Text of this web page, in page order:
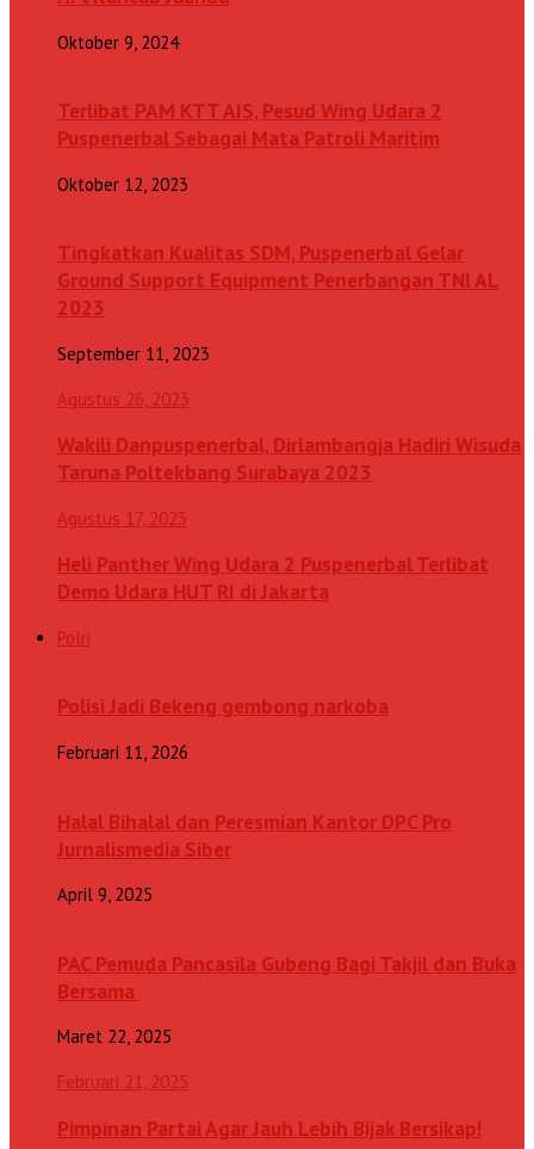
Oktober 9, 2024
Terlibat PAM KTT AIS, Pesud Wing Udara 2
Puspenerbal Sebagai Mata Patroli Maritim
Oktober 12, 2023
Tingkatkan Kualitas SDM, Puspenerbal Gelar
Ground Support Equipment Penerbangan TNl AL
2023
September 11, 2023
Agustus 26, 2023
Wakili Danpuspenerbal, Dirlambangja Hadiri Wisuda
Taruna Poltekbang Surabaya 2023
Agustus 17, 2023
Heli Panther Wing Udara 2 Puspenerbal Terlibat
Demo Udara HUT RI di Jakarta
Polri
Polisi Jadi Bekeng gembong narkoba
Februari 11, 2026
Halal Bihalal dan Peresmian Kantor DPC Pro
Jurnalismedia Siber
April 9, 2025
PAC Pemuda Pancasila Gubeng Bagi Takjil dan Buka
Bersama
Maret 22, 2025
Februari 21, 2025
Pimpinan Partai Agar Jauh Lebih Bijak Bersikap!